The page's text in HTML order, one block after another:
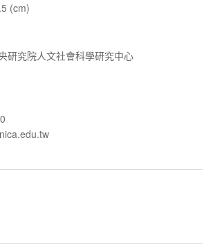
(cm)
研究院人文社會科學研究中心